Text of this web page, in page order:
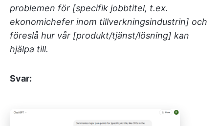
problemen för [specifik jobbtitel, t.ex.
ekonomichefer inom tillverkningsindustrin] och
föreslå hur vår [produkt/tjänst/lösning] kan
hjälpa till.
Svar: